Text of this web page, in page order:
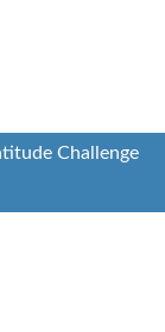
Challenge